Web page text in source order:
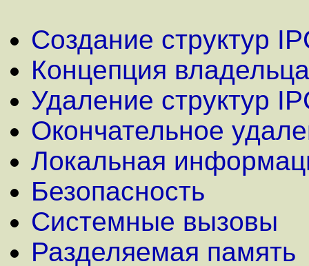
Создание структур
Концепция владельца
Удаление структур
Окончательное
Локальная
Безопасность
Системные вызовы
Разделяемая память